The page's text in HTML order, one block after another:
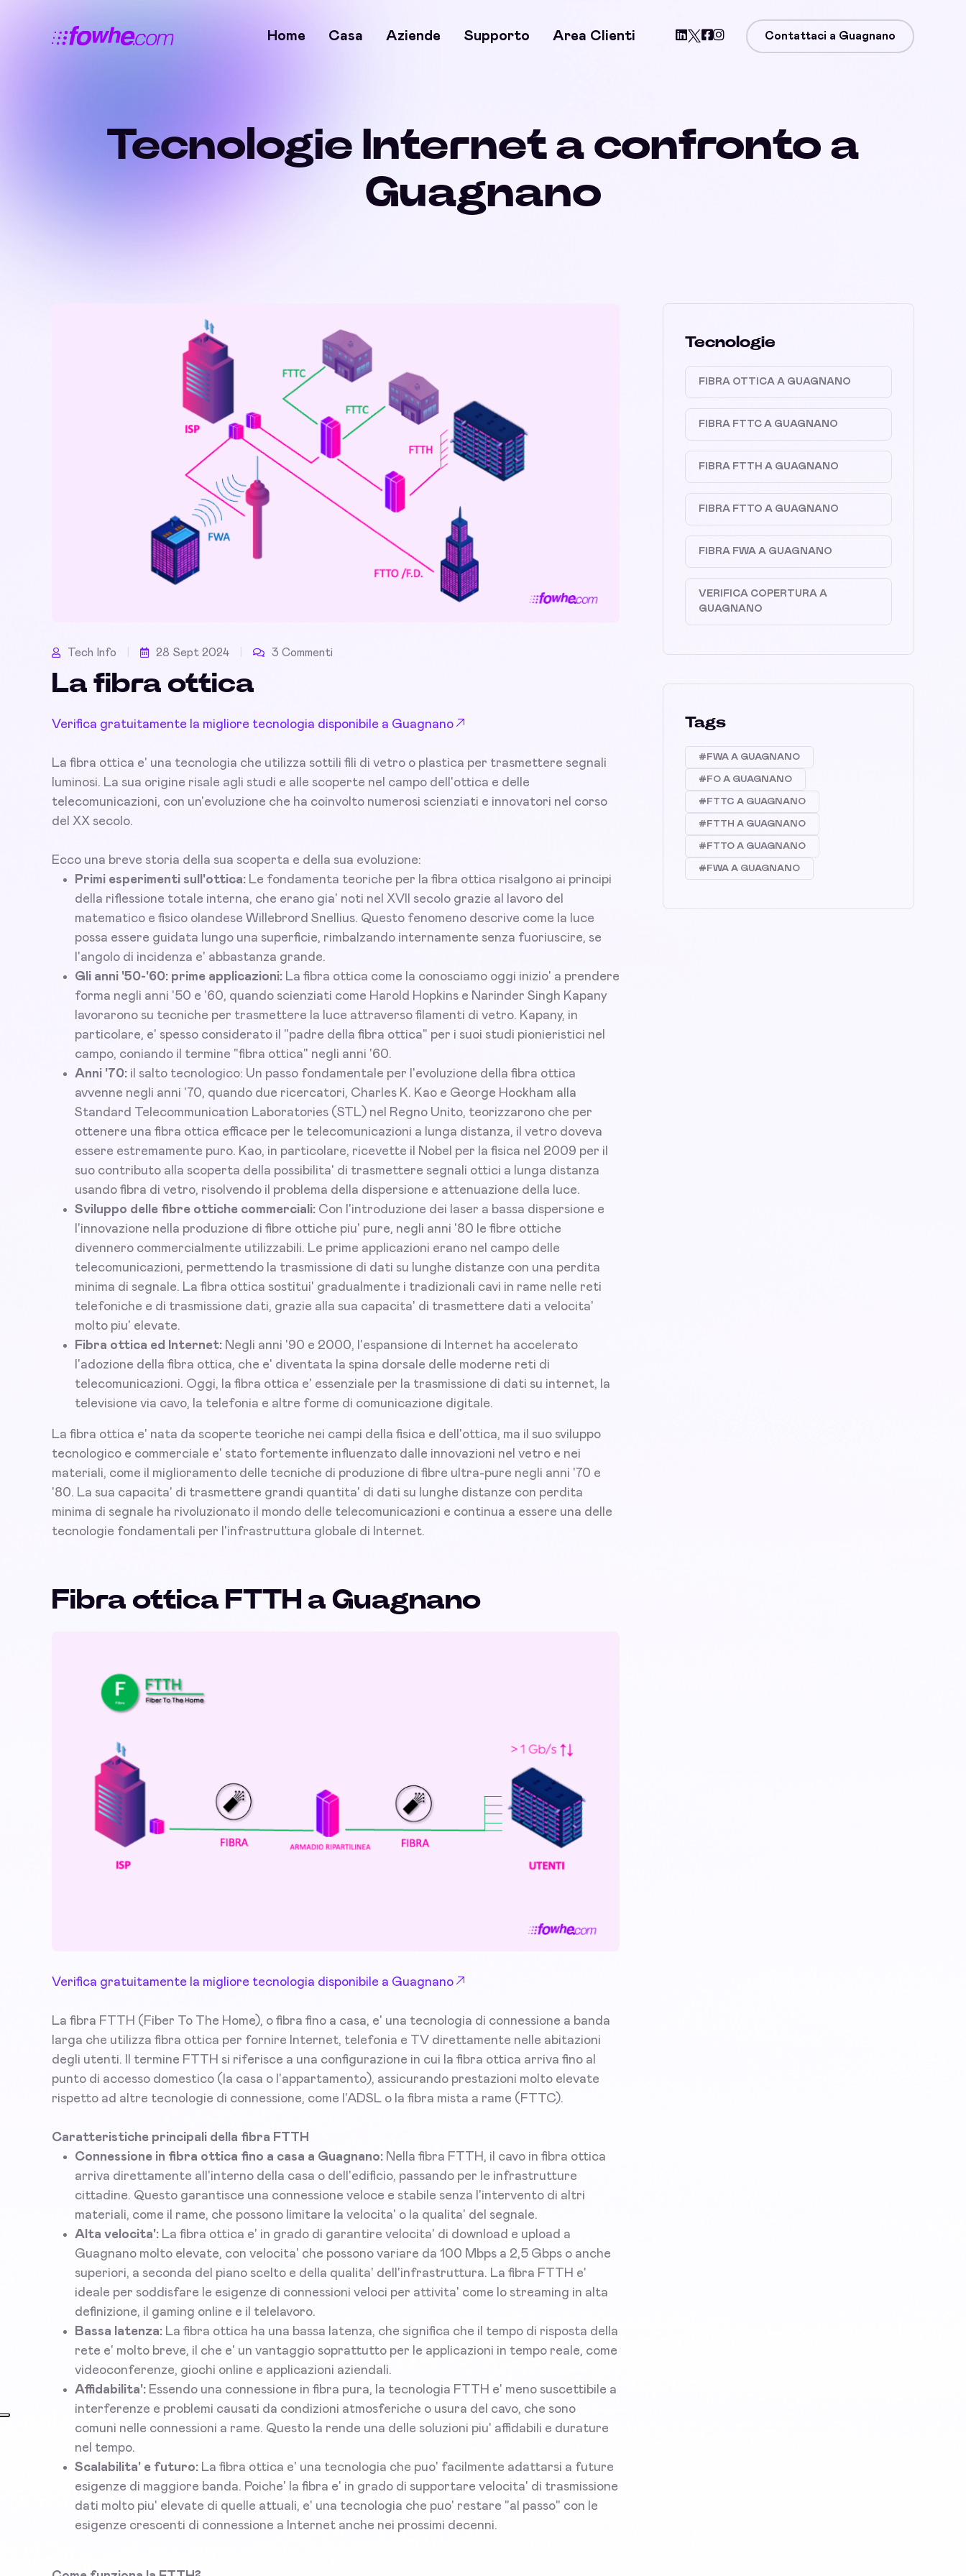
Home Casa Aziende Supporto Area Clienti Contattaci a Guagnano
Tecnologie Internet a confronto a
Guagnano
Tech Info 28 Sept 2024 3 Commenti
La fibra ottica
Verifica gratuitamente la migliore tecnologia disponibile a Guagnano
La fibra ottica e' una tecnologia che utilizza sottili fili di vetro o plastica per trasmettere segnali
luminosi. La sua origine risale agli studi e alle scoperte nel campo dell'ottica e delle
telecomunicazioni, con un'evoluzione che ha coinvolto numerosi scienziati e innovatori nel corso
del XX secolo.
Ecco una breve storia della sua scoperta e della sua evoluzione:
Primi esperimenti sull'ottica: Le fondamenta teoriche per la fibra ottica risalgono ai principi
della riflessione totale interna, che erano gia' noti nel XVII secolo grazie al lavoro del
matematico e fisico olandese Willebrord Snellius. Questo fenomeno descrive come la luce
possa essere guidata lungo una superficie, rimbalzando internamente senza fuoriuscire, se
l'angolo di incidenza e' abbastanza grande.
Gli anni '50-'60: prime applicazioni: La fibra ottica come la conosciamo oggi inizio' a prendere
forma negli anni '50 e '60, quando scienziati come Harold Hopkins e Narinder Singh Kapany
lavorarono su tecniche per trasmettere la luce attraverso filamenti di vetro. Kapany, in
particolare, e' spesso considerato il "padre della fibra ottica" per i suoi studi pionieristici nel
campo, coniando il termine "fibra ottica" negli anni '60.
Anni '70: il salto tecnologico: Un passo fondamentale per l'evoluzione della fibra ottica
avvenne negli anni '70, quando due ricercatori, Charles K. Kao e George Hockham alla
Standard Telecommunication Laboratories (STL) nel Regno Unito, teorizzarono che per
ottenere una fibra ottica efficace per le telecomunicazioni a lunga distanza, il vetro doveva
essere estremamente puro. Kao, in particolare, ricevette il Nobel per la fisica nel 2009 per il
suo contributo alla scoperta della possibilita' di trasmettere segnali ottici a lunga distanza
usando fibra di vetro, risolvendo il problema della dispersione e attenuazione della luce.
Sviluppo delle fibre ottiche commerciali: Con l'introduzione dei laser a bassa dispersione e
l'innovazione nella produzione di fibre ottiche piu' pure, negli anni '80 le fibre ottiche
divennero commercialmente utilizzabili. Le prime applicazioni erano nel campo delle
telecomunicazioni, permettendo la trasmissione di dati su lunghe distanze con una perdita
minima di segnale. La fibra ottica sostitui' gradualmente i tradizionali cavi in rame nelle reti
telefoniche e di trasmissione dati, grazie alla sua capacita' di trasmettere dati a velocita'
molto piu' elevate.
Fibra ottica ed Internet: Negli anni '90 e 2000, l'espansione di Internet ha accelerato
l'adozione della fibra ottica, che e' diventata la spina dorsale delle moderne reti di
telecomunicazioni. Oggi, la fibra ottica e' essenziale per la trasmissione di dati su internet, la
televisione via cavo, la telefonia e altre forme di comunicazione digitale.
La fibra ottica e' nata da scoperte teoriche nei campi della fisica e dell'ottica, ma il suo sviluppo
tecnologico e commerciale e' stato fortemente influenzato dalle innovazioni nel vetro e nei
materiali, come il miglioramento delle tecniche di produzione di fibre ultra-pure negli anni '70 e
'80. La sua capacita' di trasmettere grandi quantita' di dati su lunghe distanze con perdita
minima di segnale ha rivoluzionato il mondo delle telecomunicazioni e continua a essere una delle
tecnologie fondamentali per l'infrastruttura globale di Internet.
Fibra ottica FTTH a Guagnano
Verifica gratuitamente la migliore tecnologia disponibile a Guagnano
La fibra FTTH (Fiber To The Home), o fibra fino a casa, e' una tecnologia di connessione a banda
larga che utilizza fibra ottica per fornire Internet, telefonia e TV direttamente nelle abitazioni
degli utenti. Il termine FTTH si riferisce a una configurazione in cui la fibra ottica arriva fino al
punto di accesso domestico (la casa o l'appartamento), assicurando prestazioni molto elevate
rispetto ad altre tecnologie di connessione, come l'ADSL o la fibra mista a rame (FTTC).
Caratteristiche principali della fibra FTTH
Connessione in fibra ottica fino a casa a Guagnano: Nella fibra FTTH, il cavo in fibra ottica
arriva direttamente all'interno della casa o dell'edificio, passando per le infrastrutture
cittadine. Questo garantisce una connessione veloce e stabile senza l'intervento di altri
materiali, come il rame, che possono limitare la velocita' o la qualita' del segnale.
Alta velocita': La fibra ottica e' in grado di garantire velocita' di download e upload a
Guagnano molto elevate, con velocita' che possono variare da 100 Mbps a 2,5 Gbps o anche
superiori, a seconda del piano scelto e della qualita' dell'infrastruttura. La fibra FTTH e'
ideale per soddisfare le esigenze di connessioni veloci per attivita' come lo streaming in alta
definizione, il gaming online e il telelavoro.
Bassa latenza: La fibra ottica ha una bassa latenza, che significa che il tempo di risposta della
rete e' molto breve, il che e' un vantaggio soprattutto per le applicazioni in tempo reale, come
videoconferenze, giochi online e applicazioni aziendali.
Affidabilita': Essendo una connessione in fibra pura, la tecnologia FTTH e' meno suscettibile a
interferenze e problemi causati da condizioni atmosferiche o usura del cavo, che sono
comuni nelle connessioni a rame. Questo la rende una delle soluzioni piu' affidabili e durature
nel tempo.
Scalabilita' e futuro: La fibra ottica e' una tecnologia che puo' facilmente adattarsi a future
esigenze di maggiore banda. Poiche' la fibra e' in grado di supportare velocita' di trasmissione
dati molto piu' elevate di quelle attuali, e' una tecnologia che puo' restare "al passo" con le
esigenze crescenti di connessione a Internet anche nei prossimi decenni.
Tecnologie
FIBRA OTTICA A GUAGNANO
FIBRA FTTC A GUAGNANO
FIBRA FTTH A GUAGNANO
FIBRA FTTO A GUAGNANO
FIBRA FWA A GUAGNANO
VERIFICA COPERTURA A
GUAGNANO
Tags
#FWA A GUAGNANO
#FO A GUAGNANO
#FTTC A GUAGNANO
#FTTH A GUAGNANO
#FTTO A GUAGNANO
#FWA A GUAGNANO